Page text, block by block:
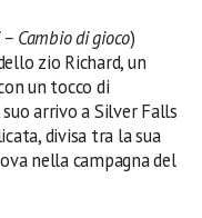
Cambio di gioco)
zio Richard, un
un tocco di
arrivo a Silver Falls
divisa tra la sua
nella campagna del